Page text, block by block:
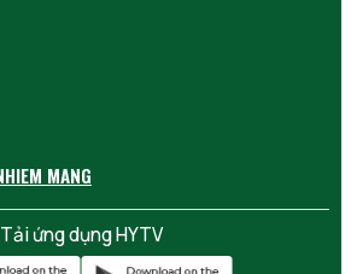
Tải ứng dụng HYTV